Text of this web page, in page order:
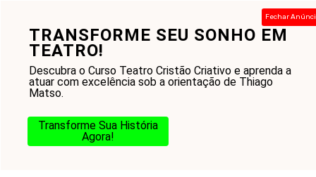
TRANSFORME SEU SONHO EM
TEATRO!
Descubra o Curso Teatro Cristão Criativo e aprenda a
atuar com excelência sob a orientação de Thiago
Matso.
Transforme Sua História
Agora!
Fechar
conteúdo
Menu
Hoje: Desafios e Oportunidades na Era Moderna